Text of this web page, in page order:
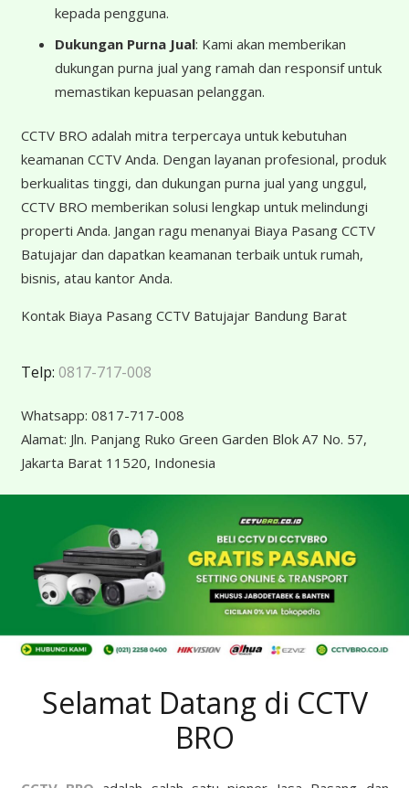
kepada pengguna.
Dukungan Purna Jual: Kami akan memberikan
dukungan purna jual yang ramah dan responsif untuk
memastikan kepuasan pelanggan.
CCTV BRO adalah mitra terpercaya untuk kebutuhan
keamanan CCTV Anda. Dengan layanan profesional, produk
berkualitas tinggi, dan dukungan purna jual yang unggul,
CCTV BRO memberikan solusi lengkap untuk melindungi
properti Anda. Jangan ragu menanyai Biaya Pasang CCTV
Batujajar dan dapatkan keamanan terbaik untuk rumah,
bisnis, atau kantor Anda.
Kontak Biaya Pasang CCTV Batujajar Bandung Barat
Telp: 0817-717-008
Whatsapp: 0817-717-008
Alamat: Jln. Panjang Ruko Green Garden Blok A7 No. 57,
Jakarta Barat 11520, Indonesia
Selamat Datang di CCTV
BRO